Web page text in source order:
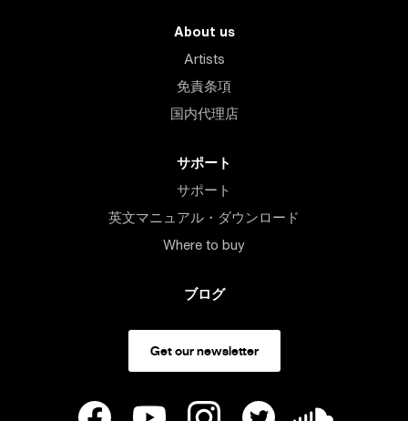
About us
Artists
免責条項
国内代理店
サポート
サポート
英文マニュアル・ダウンロード
Where to buy
ブログ
Get our newsletter